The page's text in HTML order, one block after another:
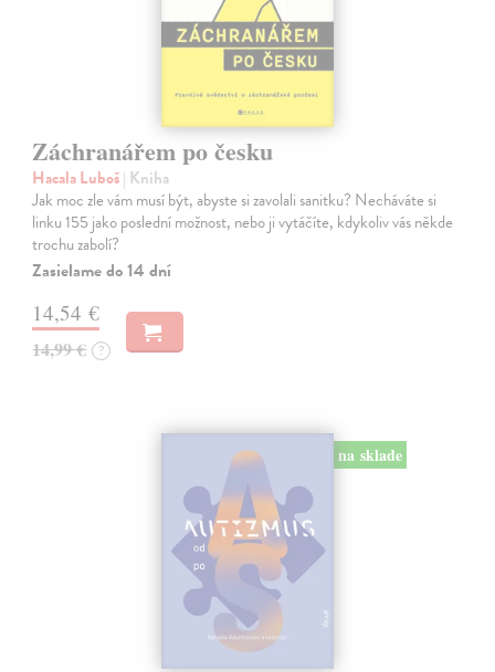
Záchranářem po česku
Hacala Luboš| Kniha
Jak moc zle vám musí být, abyste si zavolali sanitku? Necháváte si
linku 155 jako poslední možnost, nebo ji vytáčíte, kdykoliv vás někde
trochu zabolí?
Zasielame do 14 dní
14,54 €
14,99 € ?
na sklade